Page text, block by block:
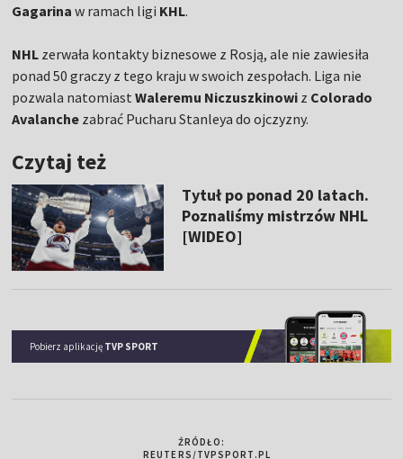
Gagarinaw ramach ligi KHL.
NHL zerwała kontakty biznesowe z Rosją, ale nie zawiesiła
ponad 50 graczy z tego kraju w swoich zespołach. Liga nie
pozwala natomiastWaleremu Niczuszkinowi z Colorado
Avalanche zabrać Pucharu Stanleya do ojczyzny.
Czytaj też
Tytuł po ponad 20 latach.
Poznaliśmy mistrzów NHL
[WIDEO]
Pobierz aplikację TVP SPORT
ŹRÓDŁO:
REUTERS/TVPSPORT.PL